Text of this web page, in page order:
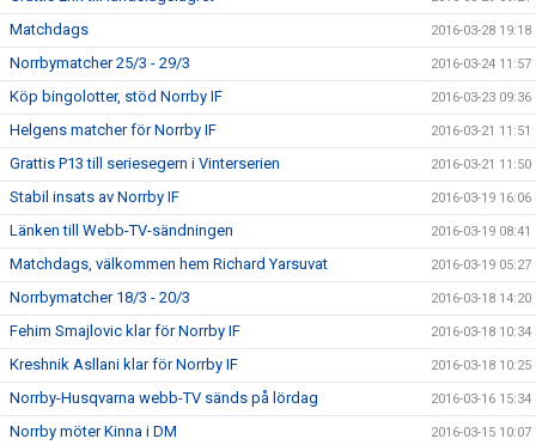
Matchdags 2016-03-28 19:18
Norrbymatcher 25/3 - 29/3 2016-03-24 11:57
Köp bingolotter, stöd Norrby IF 2016-03-23 09:36
Helgens matcher för Norrby IF 2016-03-21 11:51
Grattis P13 till seriesegern i Vinterserien 2016-03-21 11:50
Stabil insats av Norrby IF 2016-03-19 16:06
Länken till Webb-TV-sändningen 2016-03-19 08:41
Matchdags, välkommen hem Richard Yarsuvat 2016-03-19 05:27
Norrbymatcher 18/3 - 20/3 2016-03-18 14:20
Fehim Smajlovic klar för Norrby IF 2016-03-18 10:34
Kreshnik Asllani klar för Norrby IF 2016-03-18 10:25
Norrby-Husqvarna webb-TV sänds på lördag 2016-03-16 15:34
Norrby möter Kinna i DM 2016-03-15 10:07